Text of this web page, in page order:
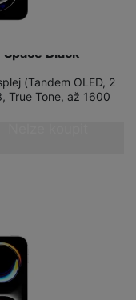
Black
(Tandem OLED, 2
True Tone, až 1600